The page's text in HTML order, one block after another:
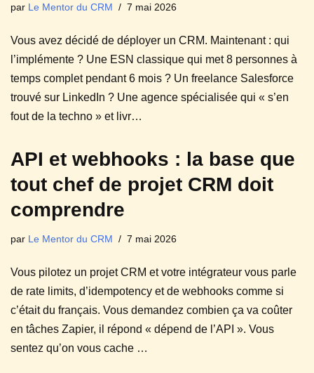
par Le Mentor du CRM 7 mai 2026
Vous avez décidé de déployer un CRM. Maintenant : qui
l’implémente ? Une ESN classique qui met 8 personnes à
temps complet pendant 6 mois ? Un freelance Salesforce
trouvé sur LinkedIn ? Une agence spécialisée qui « s’en
fout de la techno » et livr…
API et webhooks : la base que
tout chef de projet CRM doit
comprendre
par Le Mentor du CRM 7 mai 2026
Vous pilotez un projet CRM et votre intégrateur vous parle
de rate limits, d’idempotency et de webhooks comme si
c’était du français. Vous demandez combien ça va coûter
en tâches Zapier, il répond « dépend de l’API ». Vous
sentez qu’on vous cache …